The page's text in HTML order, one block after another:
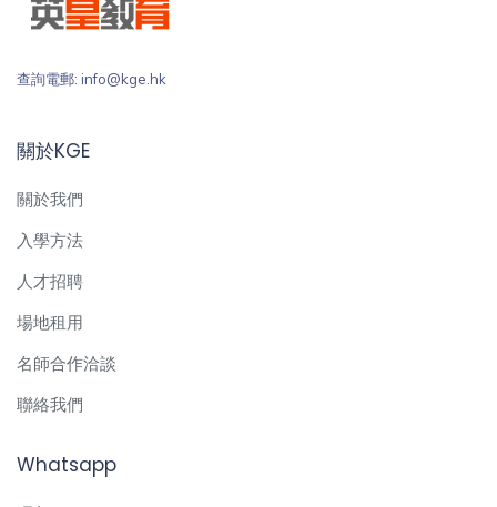
查詢電郵: info@kge.hk
關於KGE
關於我們
入學方法
人才招聘
場地租用
名師合作洽談
聯絡我們
Whatsapp